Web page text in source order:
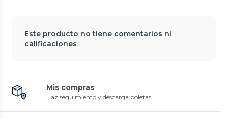
Este producto no tiene comentarios ni
calificaciones
Mis compras
Haz seguimiento y descarga boletas